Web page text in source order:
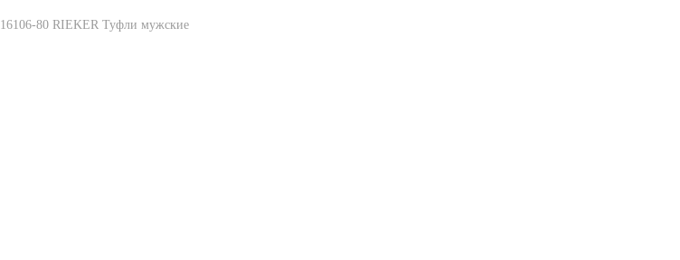
16106-80 RIEKER Туфли мужские